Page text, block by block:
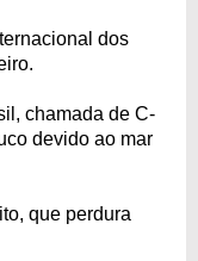
dos
chamada de C-
devido ao mar
que perdura